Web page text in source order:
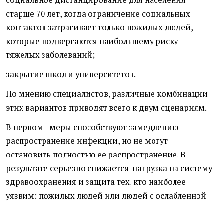
старше 70 лет, когда ограничение социальных
контактов затрагивает только пожилых людей,
которые подвергаются наибольшему риску
тяжелых заболеваний;
закрытие школ и университетов.
По мнению специалистов, различные комбинации
этих вариантов приводят всего к двум сценариям.
В первом - меры способствуют замедлению
распространение инфекции, но не могут
остановить полностью ее распространение. В
результате серьезно снижается нагрузка на систему
здравоохранения и защита тех, кто наиболее
уязвим: пожилых людей или людей с ослабленной